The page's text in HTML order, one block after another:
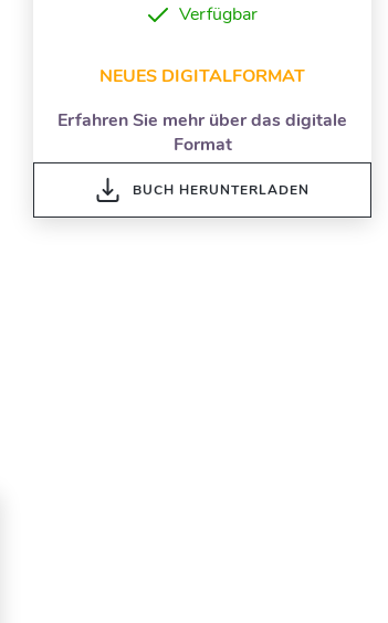
Verfügbar
NEUES DIGITALFORMAT
Erfahren Sie mehr über das digitale
Format
BUCH HERUNTERLADEN